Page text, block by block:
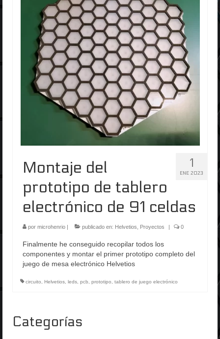
1
ENE 2023
Montaje del
prototipo de tablero
electrónico de 91 celdas
por microhenrio publicado en: Helvetios, Proyectos 0
Finalmente he conseguido recopilar todos los
componentes y montar el primer prototipo completo del
juego de mesa electrónico Helvetios
circuito, Helvetios, leds, pcb, prototipo, tablero de juego electrónico
Categorías